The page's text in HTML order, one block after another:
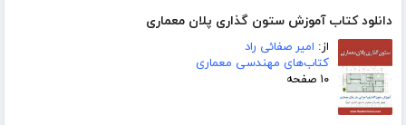
دانلود کتاب آموزش ستون گذاری پلان معماری
از: امیر صفائی راد
کتاب‌های مهندسی معماری
۱۰ صفحه